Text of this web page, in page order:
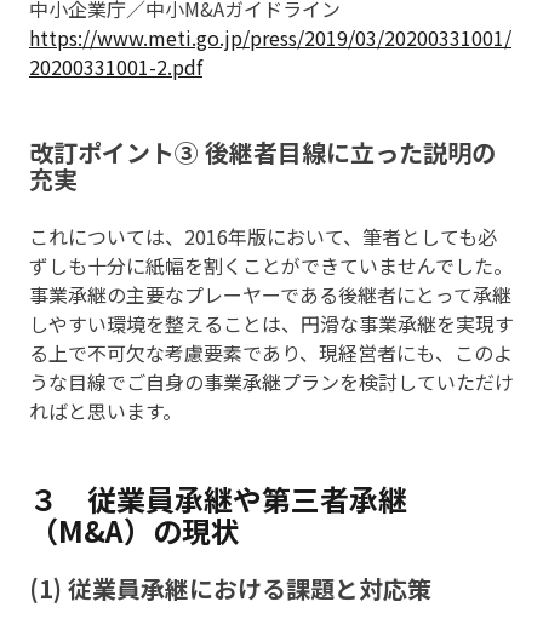
中小企業庁／中小M&Aガイドライン
https://www.meti.go.jp/press/2019/03/20200331001/
20200331001-2.pdf
改訂ポイント③ 後継者目線に立った説明の
充実
これについては、2016年版において、筆者としても必
ずしも十分に紙幅を割くことができていませんでした。
事業承継の主要なプレーヤーである後継者にとって承継
しやすい環境を整えることは、円滑な事業承継を実現す
る上で不可欠な考慮要素であり、現経営者にも、このよ
うな目線でご自身の事業承継プランを検討していただけ
ればと思います。
３ 従業員承継や第三者承継
（M&A）の現状
(1) 従業員承継における課題と対応策